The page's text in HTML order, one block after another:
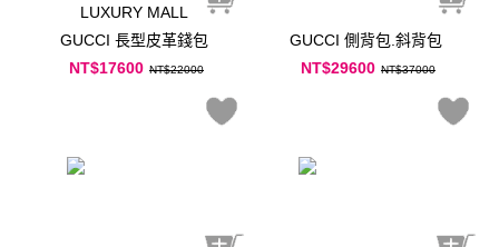
LUXURY MALL
GUCCI 長型皮革錢包
NT$17600 NT$22000
GUCCI 側背包.斜背包
NT$29600 NT$37000